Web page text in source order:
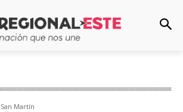
San Martín